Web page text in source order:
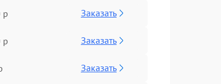
р Заказать
р Заказать
Заказать